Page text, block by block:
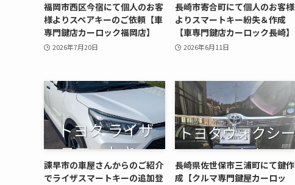
福岡市西区今宿にて個人のお客
様よりスペアキーのご依頼【車
専門鍵店カーロック福岡店】
2026年7月20日
長崎市寄合町にて個人のお客様
よりスマートキー紛失＆作成
【車専門鍵店カーロック長崎】
2026年6月11日
諫早市の車屋さんからのご紹介
でライザスマートキーの追加登
長崎県佐世保市三浦町にて鍵作
成【クルマ専門鍵屋カーロッ